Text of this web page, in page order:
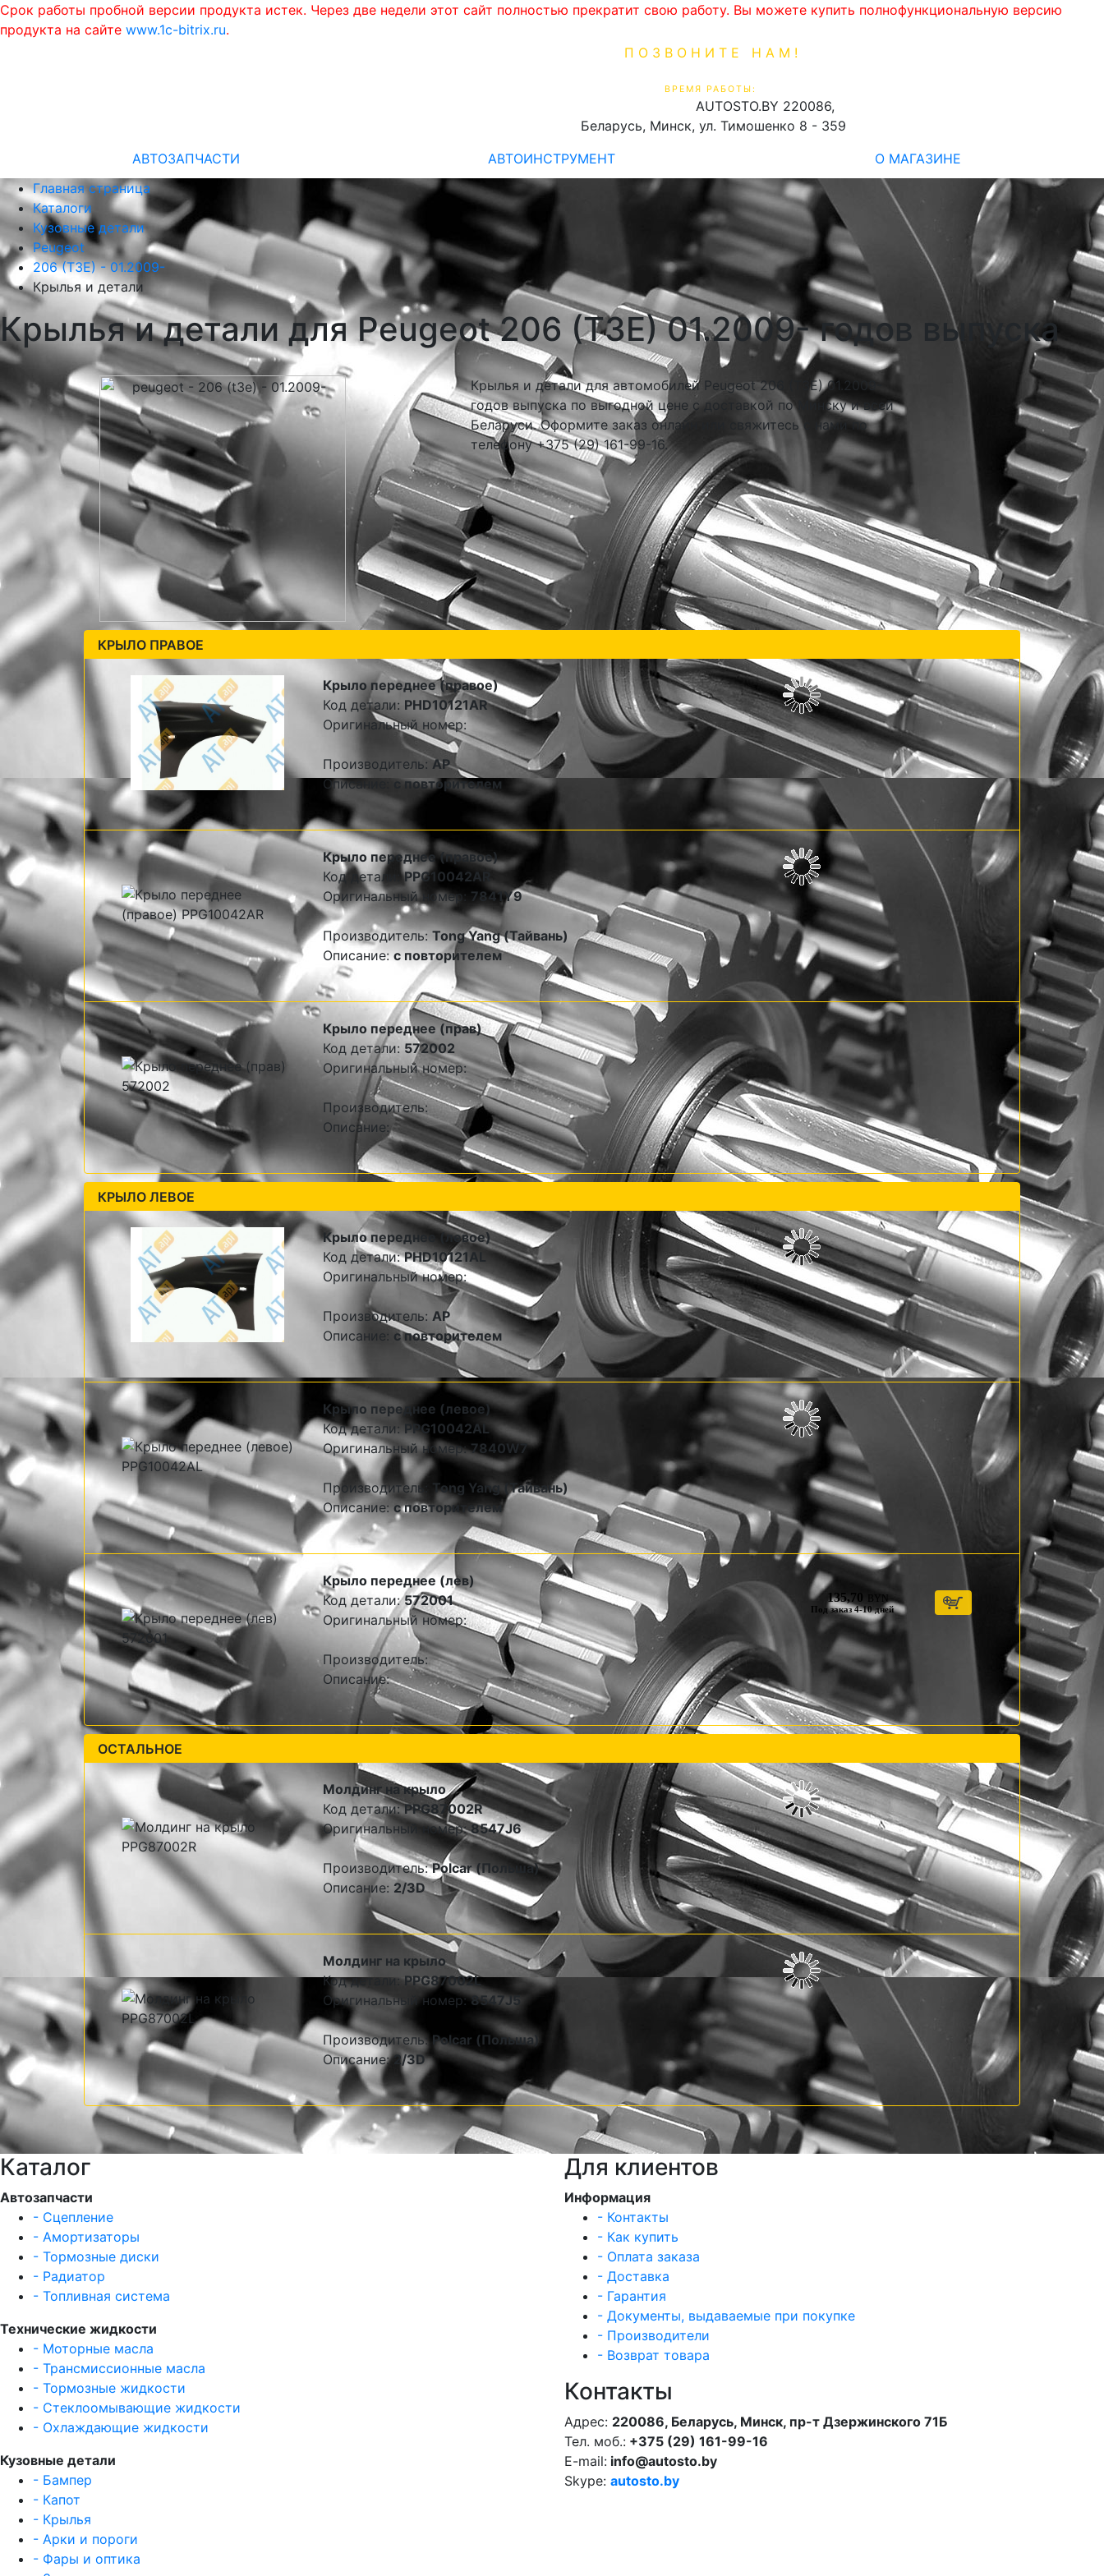
Срок работы пробной версии продукта истек. Через две недели этот сайт полностью прекратит свою работу. Вы можете купить полнофункциональную версию
продукта на сайте www.1c-bitrix.ru.
ПОЗВОНИТЕ НАМ!
ВРЕМЯ РАБОТЫ:
AUTOSTO.BY 220086,
Беларусь, Минск, ул. Тимошенко 8 - 359
АВТОЗАПЧАСТИ АВТОИНСТРУМЕНТ
О МАГАЗИНЕ
Главная страница
Каталоги
Кузовные детали
Peugeot
206 (T3E) - 01.2009-
Крылья и детали
Крылья и детали для Peugeot 206 (T3E) 01.2009- годов выпуска
Крылья и детали для автомобилей Peugeot 206 (T3E) 01.2009-
годов выпуска по выгодной цене с доставкой по Минску и всей
Беларуси. Оформите заказ онлайн или свяжитесь с нами по
телефону +375 (29) 161-99-16.
КРЫЛО ПРАВОЕ
Крыло переднее (правое)
Код детали: PHD10121AR
Оригинальный номер:
Производитель:AP
Описание: с повторителем
Крыло переднее (правое)
Код детали:PPG10042AR
Оригинальный номер: 7841Y9
Производитель: Tong Yang (Тайвань)
Описание:с повторителем
Крыло переднее (прав)
Код детали: 572002
Оригинальный номер:
Производитель:
Описание:
КРЫЛО ЛЕВОЕ
Крыло переднее (левое)
Код детали:PHD10121AL
Оригинальный номер:
Производитель: AP
Описание: с повторителем
Крыло переднее (левое)
Код детали:PPG10042AL
Оригинальный номер:7840W7
Производитель: Tong Yang (Тайвань)
Описание:с повторителем
Крыло переднее (лев)
Код детали:572001
Оригинальный номер:
Производитель:
Описание:
Под заказ 4-10 дней
135,70 BYN
ОСТАЛЬНОЕ
Молдинг на крыло
Код детали:PPG87002R
Оригинальный номер:8547J6
Производитель:Polcar (Польша)
Описание: 2/3D
Молдинг на крыло
Код детали:PPG87002L
Оригинальный номер:8547J5
Производитель: Polcar (Польша)
Описание:2/3D
Каталог
Автозапчасти
- Сцепление
- Амортизаторы
- Тормозные диски
- Радиатор
- Топливная система
Технические жидкости
- Моторные масла
- Трансмиссионные масла
- Тормозные жидкости
- Стеклоомывающие жидкости
- Охлаждающие жидкости
Кузовные детали
- Бампер
- Капот
- Крылья
- Арки и пороги
- Фары и оптика
Для клиентов
Информация
- Контакты
- Как купить
- Оплата заказа
- Доставка
- Гарантия
- Документы, выдаваемые при покупке
- Производители
- Возврат товара
Контакты
Адрес: 220086, Беларусь, Минск, пр-т Дзержинского 71Б
Тел. моб.: +375 (29) 161-99-16
E-mail: info@autosto.by
Skype: autosto.by